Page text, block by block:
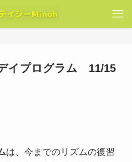
イプログラム 11/15
は、今までのリズムの復習